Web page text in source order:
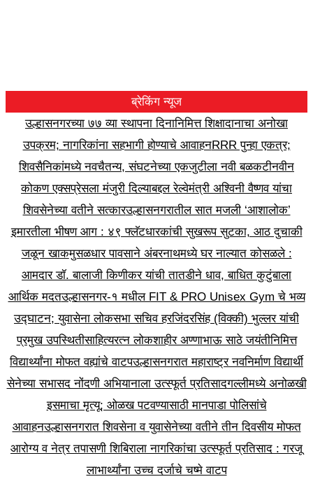
ब्रेकिंग न्यूज
उल्हासनगरच्या ७७ व्या स्थापना दिनानिमित्त शिक्षादानाचा अनोखा
उपक्रम; नागरिकांना सहभागी होण्याचे आवाहनRRR पुन्हा एकत्र;
शिवसैनिकांमध्ये नवचैतन्य, संघटनेच्या एकजुटीला नवी बळकटीनवीन
कोकण एक्सप्रेसला मंजुरी दिल्याबद्दल रेल्वेमंत्री अश्विनी वैष्णव यांचा
शिवसेनेच्या वतीने सत्कारउल्हासनगरातील सात मजली ‘आशालोक’
इमारतीला भीषण आग : ४९ फ्लॅटधारकांची सुखरूप सुटका, आठ दुचाकी
जळून खाकमुसळधार पावसाने अंबरनाथमध्ये घर नाल्यात कोसळले :
आमदार डॉ. बालाजी किणीकर यांची तातडीने धाव, बाधित कुटुंबाला
आर्थिक मदतउल्हासनगर-१ मधील FIT & PRO Unisex Gym चे भव्य
उद्घाटन; युवासेना लोकसभा सचिव हरजिंदरसिंह (विक्की) भुल्लर यांची
प्रमुख उपस्थितीसाहित्यरत्न लोकशाहीर अण्णाभाऊ साठे जयंतीनिमित्त
विद्यार्थ्यांना मोफत वह्यांचे वाटपउल्हासनगरात महाराष्ट्र नवनिर्माण विद्यार्थी
सेनेच्या सभासद नोंदणी अभियानाला उत्स्फूर्त प्रतिसादगल्लीमध्ये अनोळखी
इसमाचा मृत्यू; ओळख पटवण्यासाठी मानपाडा पोलिसांचे
आवाहनउल्हासनगरात शिवसेना व युवासेनेच्या वतीने तीन दिवसीय मोफत
आरोग्य व नेत्र तपासणी शिबिराला नागरिकांचा उत्स्फूर्त प्रतिसाद : गरजू
लाभार्थ्यांना उच्च दर्जाचे चष्मे वाटप